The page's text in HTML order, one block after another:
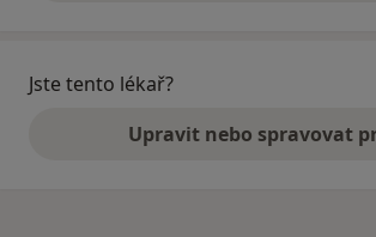
Jste tento lékař?
Upravit nebo spravovat